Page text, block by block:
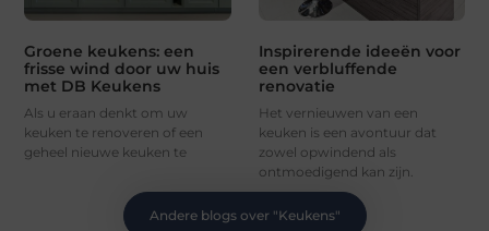
Groene keukens: een
frisse wind door uw huis
met DB Keukens
Als u eraan denkt om uw
keuken te renoveren of een
geheel nieuwe keuken te
Inspirerende ideeën voor
een verbluffende
renovatie
Het vernieuwen van een
keuken is een avontuur dat
zowel opwindend als
ontmoedigend kan zijn.
Andere blogs over "Keukens"